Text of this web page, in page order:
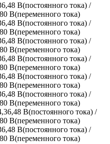
В(постоянного тока) /
В(переменного тока)
В(постоянного тока) /
В(переменного тока)
В(постоянного тока) /
В(переменного тока)
В(постоянного тока) /
В(переменного тока)
В(постоянного тока) /
В(переменного тока)
В(постоянного тока) /
В(переменного тока)
В(постоянного тока) /
В(переменного тока)
В(постоянного тока) /
В(переменного тока)